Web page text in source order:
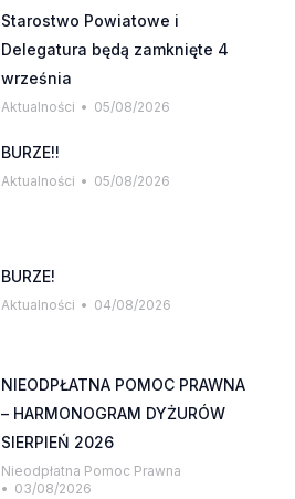
Starostwo Powiatowe i
Delegatura będą zamknięte 4
września
Aktualności 05/08/2026
BURZE!!
Aktualności 05/08/2026
BURZE!
Aktualności 04/08/2026
NIEODPŁATNA POMOC PRAWNA
– HARMONOGRAM DYŻURÓW
SIERPIEŃ 2026
Nieodpłatna Pomoc Prawna
03/08/2026